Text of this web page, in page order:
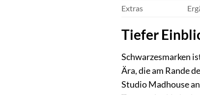
Extras
Tiefer
Schwarzesmarken
Ära, die am Rande
Studio Madhouse